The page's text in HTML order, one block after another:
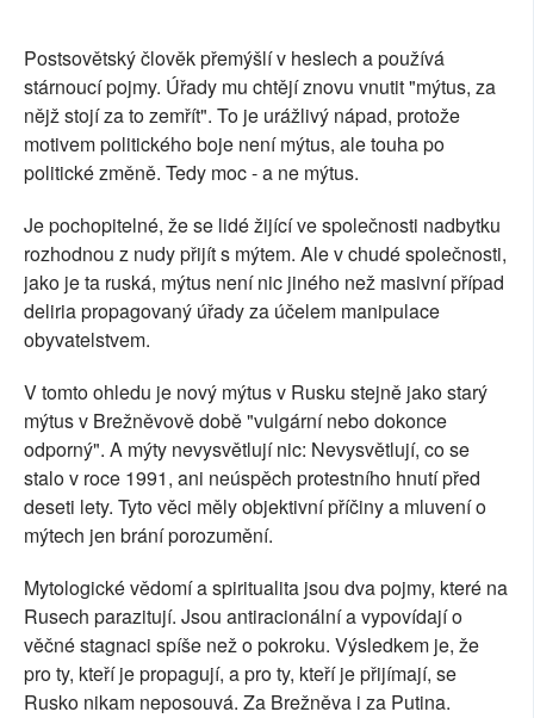
Postsovětský člověk přemýšlí v heslech a používá
stárnoucí pojmy. Úřady mu chtějí znovu vnutit "mýtus, za
nějž stojí za to zemřít". To je urážlivý nápad, protože
motivem politického boje není mýtus, ale touha po
politické změně. Tedy moc - a ne mýtus.
Je pochopitelné, že se lidé žijící ve společnosti nadbytku
rozhodnou z nudy přijít s mýtem. Ale v chudé společnosti,
jako je ta ruská, mýtus není nic jiného než masivní případ
deliria propagovaný úřady za účelem manipulace
obyvatelstvem.
V tomto ohledu je nový mýtus v Rusku stejně jako starý
mýtus v Brežněvově době "vulgární nebo dokonce
odporný". A mýty nevysvětlují nic: Nevysvětlují, co se
stalo v roce 1991, ani neúspěch protestního hnutí před
deseti lety. Tyto věci měly objektivní příčiny a mluvení o
mýtech jen brání porozumění.
Mytologické vědomí a spiritualita jsou dva pojmy, které na
Rusech parazitují. Jsou antiracionální a vypovídají o
věčné stagnaci spíše než o pokroku. Výsledkem je, že
pro ty, kteří je propagují, a pro ty, kteří je přijímají, se
Rusko nikam neposouvá. Za Brežněva i za Putina.